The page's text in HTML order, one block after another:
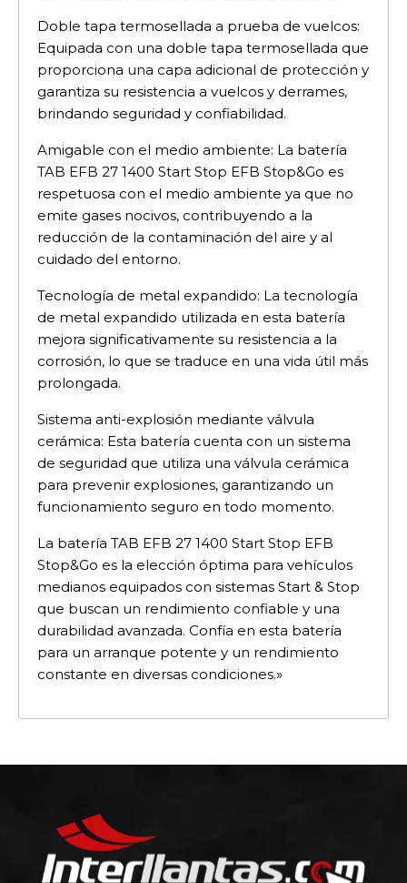
Doble tapa termosellada a prueba de vuelcos:
Equipada con una doble tapa termosellada que
proporciona una capa adicional de protección y
garantiza su resistencia a vuelcos y derrames,
brindando seguridad y confiabilidad.
Amigable con el medio ambiente: La batería
TAB EFB 27 1400 Start Stop EFB Stop&Go es
respetuosa con el medio ambiente ya que no
emite gases nocivos, contribuyendo a la
reducción de la contaminación del aire y al
cuidado del entorno.
Tecnología de metal expandido: La tecnología
de metal expandido utilizada en esta batería
mejora significativamente su resistencia a la
corrosión, lo que se traduce en una vida útil más
prolongada.
Sistema anti-explosión mediante válvula
cerámica: Esta batería cuenta con un sistema
de seguridad que utiliza una válvula cerámica
para prevenir explosiones, garantizando un
funcionamiento seguro en todo momento.
La batería TAB EFB 27 1400 Start Stop EFB
Stop&Go es la elección óptima para vehículos
medianos equipados con sistemas Start & Stop
que buscan un rendimiento confiable y una
durabilidad avanzada. Confía en esta batería
para un arranque potente y un rendimiento
constante en diversas condiciones.»